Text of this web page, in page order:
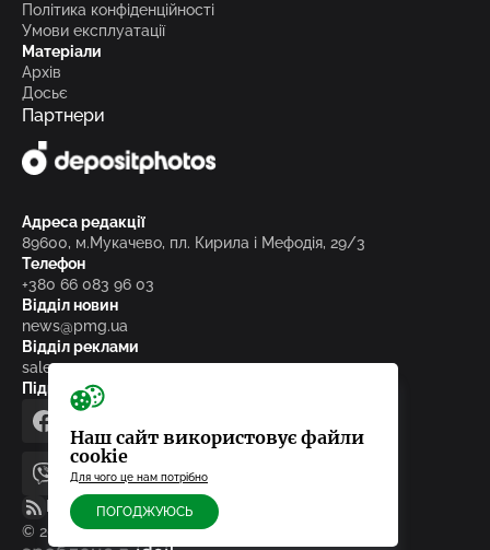
Політика конфіденційності
Умови експлуатації
Матеріали
Архів
Досьє
Партнери
Адреса редакції
89600, м.Мукачево, пл. Кирила і Мефодія, 29/3
Телефон
+380 66 083 96 03
Відділ новин
news@pmg.ua
Відділ реклами
sales@pmg.ua
Підписуйтесь на нас у соціальних мережах
facebooktelegram
viber
youtube
RSS-стрічка
© 2010-2026, ТОВ «Редакція газети «Панорама»
Наш сайт використовує файли
cookie
Для чого це нам потрібно
ПОГОДЖУЮСЬ